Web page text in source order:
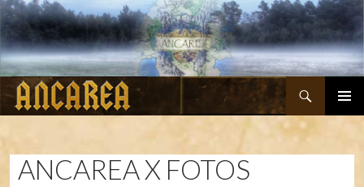
Suchen
ZUM
ANCAREA X FOTOS